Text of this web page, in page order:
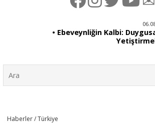
• Ebeveynliğin Kalbi:
Haberler / Türkiye